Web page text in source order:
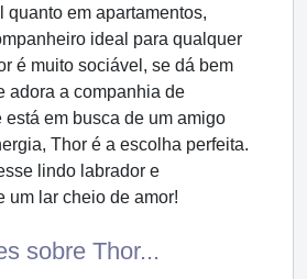
quanto em apartamentos,
ideal para qualquer
é muito sociável, se dá bem
adora a companhia de
está em busca de um amigo
Thor é a escolha perfeita.
lindo labrador e
um lar cheio de amor!
sobre Thor...